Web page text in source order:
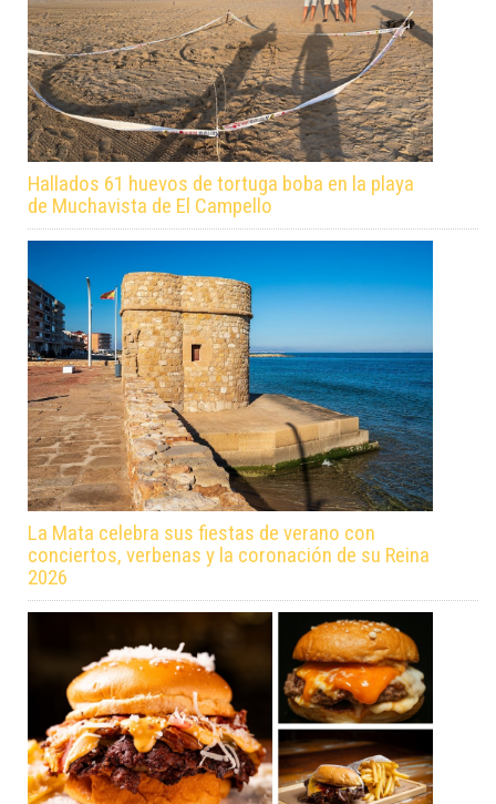
Hallados 61 huevos de tortuga boba en la playa
de Muchavista de El Campello
La Mata celebra sus fiestas de verano con
conciertos, verbenas y la coronación de su Reina
2026